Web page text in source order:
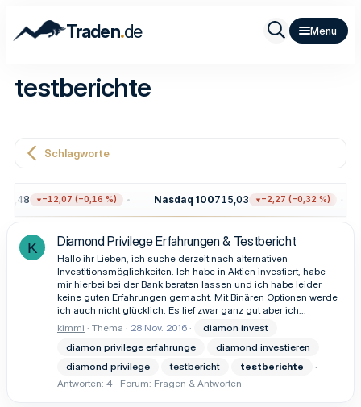
Traden.de
testberichte
Schlagworte
−12,07 (−0,16 %) Nasdaq 100715,03 −2,27 (−0,32 %)
K Diamond Privilege Erfahrungen & Testbericht
Hallo ihr Lieben, ich suche derzeit nach alternativen
Investitionsmöglichkeiten. Ich habe in Aktien investiert, habe
mir hierbei bei der Bank beraten lassen und ich habe leider
keine guten Erfahrungen gemacht. Mit Binären Optionen werde
ich auch nicht glücklich. Es lief zwar ganz gut aber ich...
kimmi
Thema 28 Nov. 2016
diamon invest
diamon privilege erfahrunge
diamond investieren
diamond privilege
testbericht
testberichte
Antworten: 4
Forum: Fragen & Antworten